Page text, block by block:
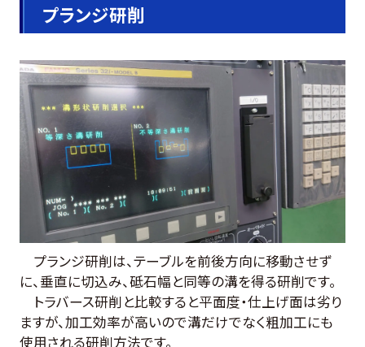
プランジ研削
プランジ研削は、テーブルを前後方向に移動させず
に、垂直に切込み、砥石幅と同等の溝を得る研削です。
トラバース研削と比較すると平面度・仕上げ面は劣り
ますが、加工効率が高いので溝だけでなく粗加工にも
使用される研削方法です。